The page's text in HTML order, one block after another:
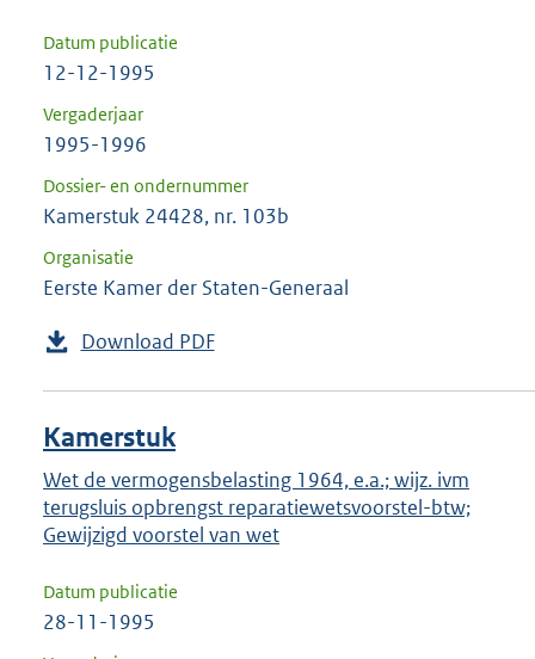
Datum publicatie
12-12-1995
Vergaderjaar
1995-1996
Dossier- en ondernummer
Kamerstuk 24428, nr. 103b
Organisatie
Eerste Kamer der Staten-Generaal
Download PDF
Kamerstuk
Wet de vermogensbelasting 1964, e.a.; wijz. ivm
terugsluis opbrengst reparatiewetsvoorstel-btw;
Gewijzigd voorstel van wet
Datum publicatie
28-11-1995